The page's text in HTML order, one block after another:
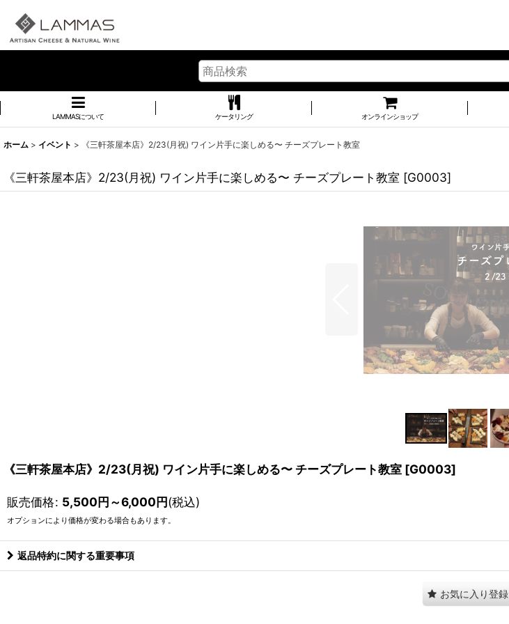
LAMMASについて ケータリング オンラインショップ
ホーム > イベント > 《三軒茶屋本店》2/23(月祝) ワイン片手に楽しめる〜 チーズプレート教室
《三軒茶屋本店》2/23(月祝) ワイン片手に楽しめる〜 チーズプレート教室 [G0003]
《三軒茶屋本店》2/23(月祝) ワイン片手に楽しめる〜 チーズプレート教室 [G0003]
販売価格: 5,500円～6,000円(税込)
オプションにより価格が変わる場合もあります。
返品特約に関する重要事項
お気に入り登録